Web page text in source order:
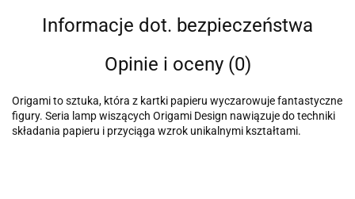
Informacje dot. bezpieczeństwa
Opinie i oceny (0)
Origami to sztuka, która z kartki papieru wyczarowuje fantastyczne
figury. Seria lamp wiszących Origami Design nawiązuje do techniki
składania papieru i przyciąga wzrok unikalnymi kształtami.